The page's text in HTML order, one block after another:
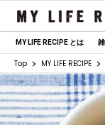
MY LIFE RECIPE とは
Top MY LIFE RECIPE